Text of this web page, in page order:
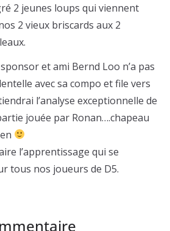
2 jeunes loups qui viennent
2 vieux briscards aux 2
et ami Bernd Loo n’a pas
avec sa compo et file vers
l’analyse exceptionnelle de
jouée par Ronan….chapeau
l’apprentissage qui se
tous nos joueurs de D5.